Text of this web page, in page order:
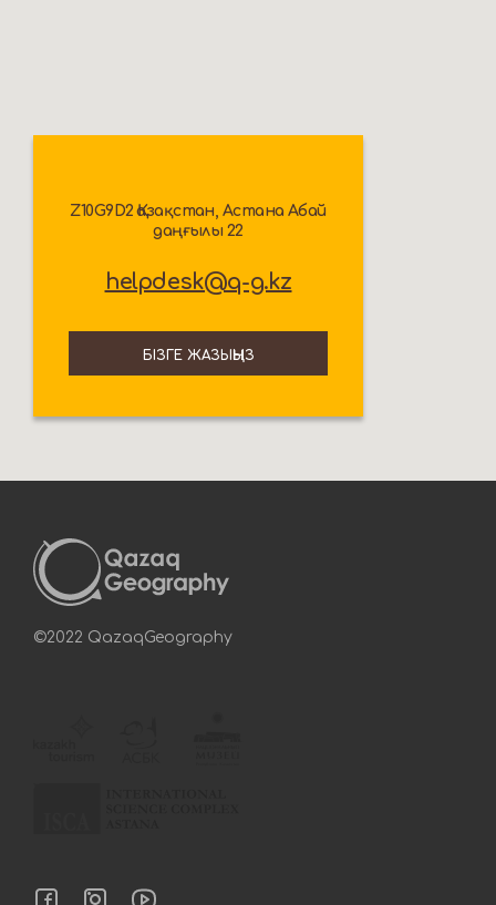
Z10G9D2 Қазақстан, Астана Абай
даңғылы 22
helpdesk@q-g.kz
БІЗГЕ ЖАЗЫҢЫЗ
©2022 QazaqGeography